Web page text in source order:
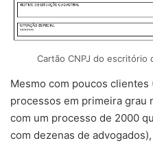
Cartão CNPJ do escritório
Mesmo com poucos clientes
processos em primeira grau
com um processo de 2000
com dezenas de